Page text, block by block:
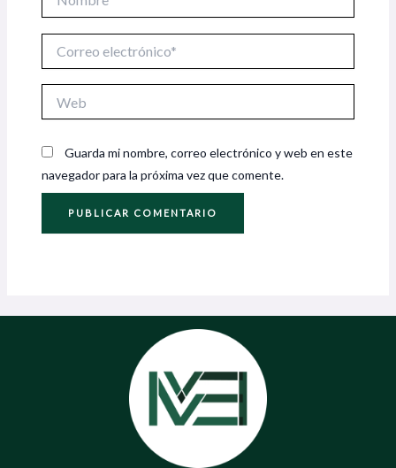
electrónico*
Guarda mi nombre, correo electrónico y web en este
navegador para la próxima vez que comente.